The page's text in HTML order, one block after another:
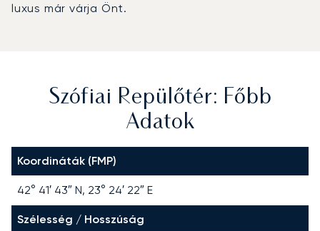
luxus már várja Önt.
Szófiai Repülőtér: Főbb
Adatok
Koordináták (FMP)
42° 41′ 43″ N, 23° 24′ 22″ E
Szélesség / Hosszúság